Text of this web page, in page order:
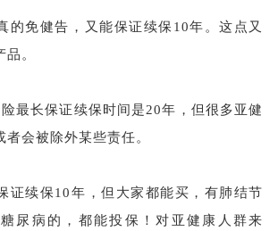
的免健告，又能保证续保 10年。这点又
。
最长保证续保时间是20年，但很多亚健
者会被除外某些责任。
证续保10年，但大家都能买，有肺结节
尿病的，都能投保！对亚健康人群来